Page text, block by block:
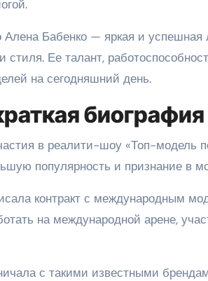
Бабенко — яркая и успешная
Ее талант,
на сегодняшний день.
биография
в реалити-шоу «Топ-модель
популярность и признание в
контракт с международным
на международной арене,
с такими известными